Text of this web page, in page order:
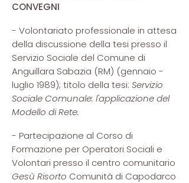
CONVEGNI
- Volontariato professionale in attesa
della discussione della tesi presso il
Servizio Sociale del Comune di
Anguillara Sabazia (RM) (gennaio -
luglio 1989); titolo della tesi: Servizio
Sociale Comunale: l'applicazione del
Modello di Rete.
- Partecipazione al Corso di
Formazione per Operatori Sociali e
Volontari presso il centro comunitario
Gesù Risorto Comunità di Capodarco